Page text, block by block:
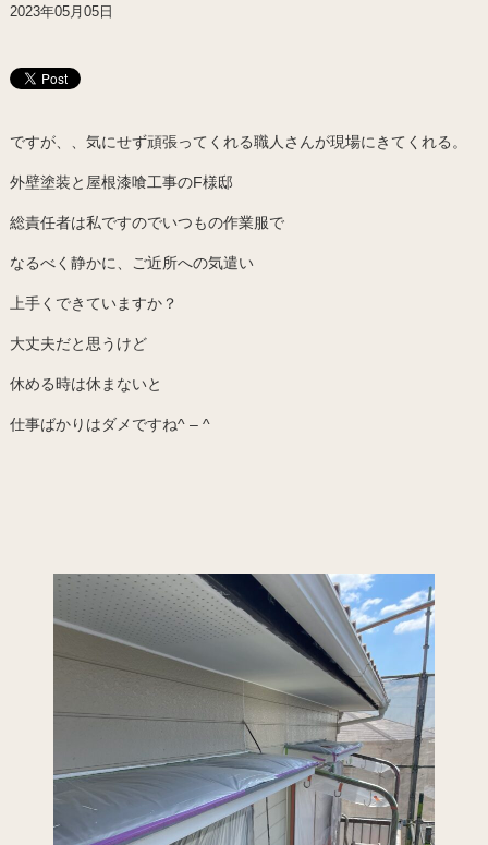
2023年05月05日
ですが、、気にせず頑張ってくれる職人さんが現場にきてくれる。
外壁塗装と屋根漆喰工事のF様邸
総責任者は私ですのでいつもの作業服で
なるべく静かに、ご近所への気遣い
上手くできていますか？
大丈夫だと思うけど
休める時は休まないと
仕事ばかりはダメですね^ – ^